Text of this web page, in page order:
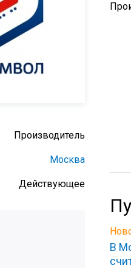
Производитель
Москва
Действующее
В